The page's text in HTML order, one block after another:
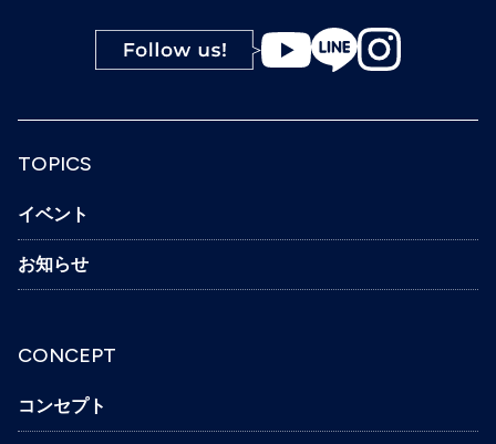
TOPICS
イベント
お知らせ
CONCEPT
コンセプト